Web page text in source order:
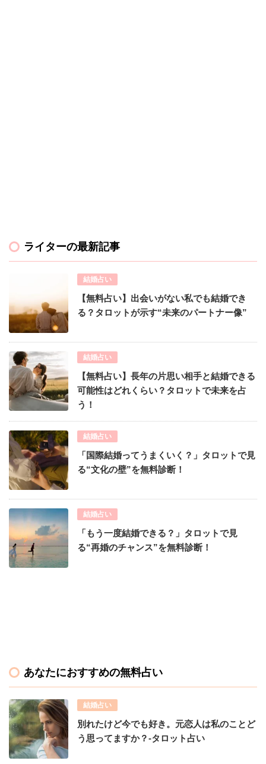
ライターの最新記事
結婚占い
【無料占い】出会いがない私でも結婚でき
る？タロットが示す“未来のパートナー像”
結婚占い
【無料占い】長年の片思い相手と結婚できる
可能性はどれくらい？タロットで未来を占
う！
結婚占い
「国際結婚ってうまくいく？」タロットで見
る“文化の壁”を無料診断！
結婚占い
「もう一度結婚できる？」タロットで見
る“再婚のチャンス”を無料診断！
あなたにおすすめの無料占い
結婚占い
別れたけど今でも好き。元恋人は私のことど
う思ってますか？-タロット占い